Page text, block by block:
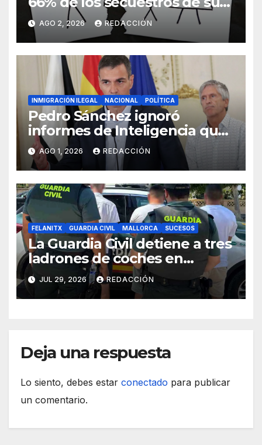
hijos
AGO 2, 2026 REDACCIÓN
INMIGRACIÓN ILEGAL NACIONAL POLÍTICA
Pedro Sánchez ignoró
informes de Inteligencia que
alertaban de la oleada en
Ceuta
AGO 1, 2026 REDACCIÓN
FELANITX GUARDIA CIVIL MALLORCA SUCESOS
La Guardia Civil detiene a tres
ladrones de coches en
Felanitx tras una fuga suicida
JUL 29, 2026 REDACCIÓN
Deja una respuesta
Lo siento, debes estar conectado para publicar
un comentario.